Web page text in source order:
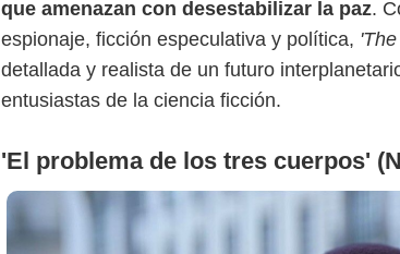
que amenazan con desestabilizar la paz.
espionaje, ficción especulativa y política,
detallada y realista de un futuro
entusiastas de la ciencia ficción.
'El problema de los tres cuerpos'